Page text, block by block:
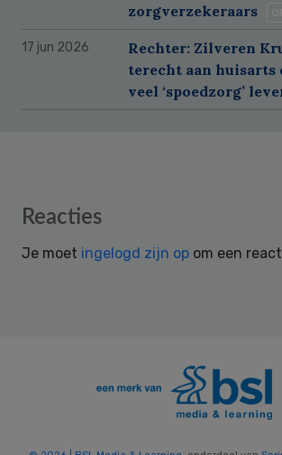
zorgverzekeraars
17 jun 2026
Rechter: Zilveren
terecht aan huisarts
veel ‘spoedzorg’
Reader
Reacties
Je moet ingelogd zijn op om een